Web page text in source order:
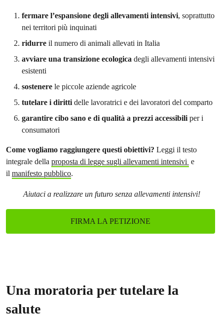
fermare l’espansione degli allevamenti intensivi, soprattutto
nei territori più inquinati
ridurre il numero di animali allevati in Italia
avviare una transizione ecologica degli allevamenti intensivi
esistenti
sostenere le piccole aziende agricole
tutelare i dirittidelle lavoratrici e dei lavoratori del comparto
garantire cibo sano e di qualità a prezzi accessibiliper i
consumatori
Come vogliamo raggiungere questi obiettivi? Leggi il testo
integrale della proposta di legge sugli allevamenti intensivi e
il manifesto pubblico.
Aiutaci a realizzare un futuro senza allevamenti intensivi!
FIRMA LA PETIZIONE
Una moratoria per tutelare la
salute